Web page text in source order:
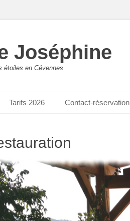
Joséphine
étoiles en Cévennes
Tarifs 2026 Contact-réservation